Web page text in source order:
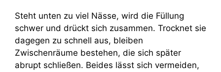
Steht unten zu viel Nässe, wird die Füllung
schwer und drückt sich zusammen. Trocknet sie
dagegen zu schnell aus, bleiben
Zwischenräume bestehen, die sich später
abrupt schließen. Beides lässt sich vermeiden,